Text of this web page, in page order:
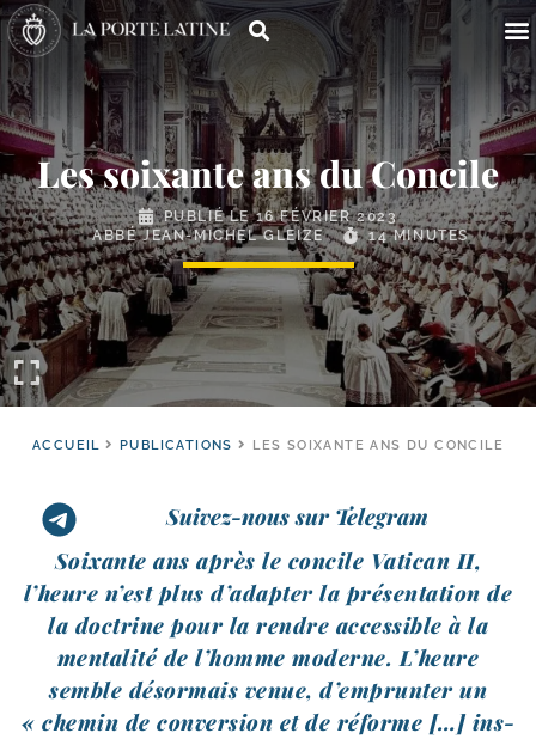
Les soixante ans du Concile
PUBLIÉ LE16 FÉVRIER 2023
ABBÉ JEAN-MICHEL GLEIZE
14 MINUTES
ACCUEIL PUBLICATIONS LES SOIXANTE ANS DU CONCILE
Suivez-nous sur Telegram
Soixante ans après le concile Vatican II,
l’heure n’est plus d’adapter la pré­sen­ta­tion de
la doc­trine pour la rendre acces­sible à la
men­ta­li­té de l’homme moderne. L’heure
semble désor­mais venue, d’emprunter un
« che­min de conver­sion et de réforme […] ins­